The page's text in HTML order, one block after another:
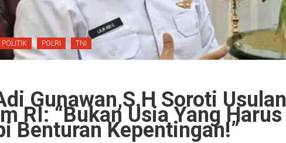
POLITIK POLRI TNI
Gunawan,S.H Soroti Usulan
RI: “Bukan Usia Yang Harus
Benturan Kepentingan!”